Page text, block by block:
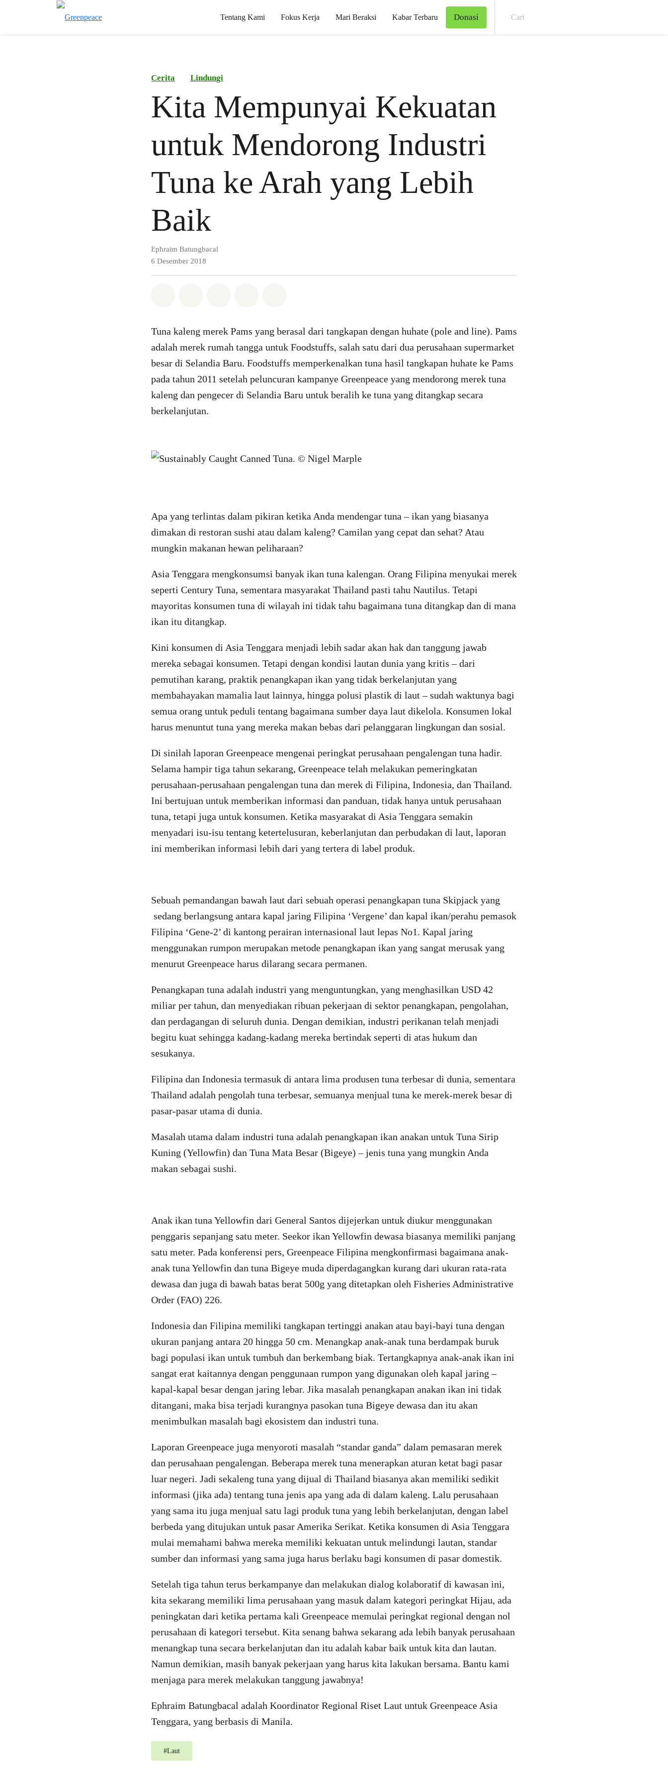
Tentang Kami Fokus Kerja Mari Beraksi Kabar Terbaru Donasi
Cerita Lindungi
Kita Mempunyai Kekuatan
untuk Mendorong Industri
Tuna ke Arah yang Lebih
Baik
Ephraim Batungbacal
6 Desember 2018
Tuna kaleng merek Pams yang berasal dari tangkapan dengan huhate (pole and line). Pams
adalah merek rumah tangga untuk Foodstuffs, salah satu dari dua perusahaan supermarket
besar di Selandia Baru. Foodstuffs memperkenalkan tuna hasil tangkapan huhate ke Pams
pada tahun 2011 setelah peluncuran kampanye Greenpeace yang mendorong merek tuna
kaleng dan pengecer di Selandia Baru untuk beralih ke tuna yang ditangkap secara
berkelanjutan.
Apa yang terlintas dalam pikiran ketika Anda mendengar tuna – ikan yang biasanya
dimakan di restoran sushi atau dalam kaleng? Camilan yang cepat dan sehat? Atau
mungkin makanan hewan peliharaan?
Asia Tenggara mengkonsumsi banyak ikan tuna kalengan. Orang Filipina menyukai merek
seperti Century Tuna, sementara masyarakat Thailand pasti tahu Nautilus. Tetapi
mayoritas konsumen tuna di wilayah ini tidak tahu bagaimana tuna ditangkap dan di mana
ikan itu ditangkap.
Kini konsumen di Asia Tenggara menjadi lebih sadar akan hak dan tanggung jawab
mereka sebagai konsumen. Tetapi dengan kondisi lautan dunia yang kritis – dari
pemutihan karang, praktik penangkapan ikan yang tidak berkelanjutan yang
membahayakan mamalia laut lainnya, hingga polusi plastik di laut – sudah waktunya bagi
semua orang untuk peduli tentang bagaimana sumber daya laut dikelola. Konsumen lokal
harus menuntut tuna yang mereka makan bebas dari pelanggaran lingkungan dan sosial.
Di sinilah laporan Greenpeace mengenai peringkat perusahaan pengalengan tuna hadir.
Selama hampir tiga tahun sekarang, Greenpeace telah melakukan pemeringkatan
perusahaan-perusahaan pengalengan tuna dan merek di Filipina, Indonesia, dan Thailand.
Ini bertujuan untuk memberikan informasi dan panduan, tidak hanya untuk perusahaan
tuna, tetapi juga untuk konsumen. Ketika masyarakat di Asia Tenggara semakin
menyadari isu-isu tentang ketertelusuran, keberlanjutan dan perbudakan di laut, laporan
ini memberikan informasi lebih dari yang tertera di label produk.
Sebuah pemandangan bawah laut dari sebuah operasi penangkapan tuna Skipjack yang
sedang berlangsung antara kapal jaring Filipina ‘Vergene’ dan kapal ikan/perahu pemasok
Filipina ‘Gene-2’ di kantong perairan internasional laut lepas No1. Kapal jaring
menggunakan rumpon merupakan metode penangkapan ikan yang sangat merusak yang
menurut Greenpeace harus dilarang secara permanen.
Penangkapan tuna adalah industri yang menguntungkan, yang menghasilkan USD 42
miliar per tahun, dan menyediakan ribuan pekerjaan di sektor penangkapan, pengolahan,
dan perdagangan di seluruh dunia. Dengan demikian, industri perikanan telah menjadi
begitu kuat sehingga kadang-kadang mereka bertindak seperti di atas hukum dan
sesukanya.
Filipina dan Indonesia termasuk di antara lima produsen tuna terbesar di dunia, sementara
Thailand adalah pengolah tuna terbesar, semuanya menjual tuna ke merek-merek besar di
pasar-pasar utama di dunia.
Masalah utama dalam industri tuna adalah penangkapan ikan anakan untuk Tuna Sirip
Kuning (Yellowfin) dan Tuna Mata Besar (Bigeye) – jenis tuna yang mungkin Anda
makan sebagai sushi.
Anak ikan tuna Yellowfin dari General Santos dijejerkan untuk diukur menggunakan
penggaris sepanjang satu meter. Seekor ikan Yellowfin dewasa biasanya memiliki panjang
satu meter. Pada konferensi pers, Greenpeace Filipina mengkonfirmasi bagaimana anak-
anak tuna Yellowfin dan tuna Bigeye muda diperdagangkan kurang dari ukuran rata-rata
dewasa dan juga di bawah batas berat 500g yang ditetapkan oleh Fisheries Administrative
Order (FAO) 226.
Indonesia dan Filipina memiliki tangkapan tertinggi anakan atau bayi-bayi tuna dengan
ukuran panjang antara 20 hingga 50 cm. Menangkap anak-anak tuna berdampak buruk
bagi populasi ikan untuk tumbuh dan berkembang biak. Tertangkapnya anak-anak ikan ini
sangat erat kaitannya dengan penggunaan rumpon yang digunakan oleh kapal jaring –
kapal-kapal besar dengan jaring lebar. Jika masalah penangkapan anakan ikan ini tidak
ditangani, maka bisa terjadi kurangnya pasokan tuna Bigeye dewasa dan itu akan
menimbulkan masalah bagi ekosistem dan industri tuna.
Laporan Greenpeace juga menyoroti masalah “standar ganda” dalam pemasaran merek
dan perusahaan pengalengan. Beberapa merek tuna menerapkan aturan ketat bagi pasar
luar negeri. Jadi sekaleng tuna yang dijual di Thailand biasanya akan memiliki sedikit
informasi (jika ada) tentang tuna jenis apa yang ada di dalam kaleng. Lalu perusahaan
yang sama itu juga menjual satu lagi produk tuna yang lebih berkelanjutan, dengan label
berbeda yang ditujukan untuk pasar Amerika Serikat. Ketika konsumen di Asia Tenggara
mulai memahami bahwa mereka memiliki kekuatan untuk melindungi lautan, standar
sumber dan informasi yang sama juga harus berlaku bagi konsumen di pasar domestik.
Setelah tiga tahun terus berkampanye dan melakukan dialog kolaboratif di kawasan ini,
kita sekarang memiliki lima perusahaan yang masuk dalam kategori peringkat Hijau, ada
peningkatan dari ketika pertama kali Greenpeace memulai peringkat regional dengan nol
perusahaan di kategori tersebut. Kita senang bahwa sekarang ada lebih banyak perusahaan
menangkap tuna secara berkelanjutan dan itu adalah kabar baik untuk kita dan lautan.
Namun demikian, masih banyak pekerjaan yang harus kita lakukan bersama. Bantu kami
menjaga para merek melakukan tanggung jawabnya!
Ephraim Batungbacal adalah Koordinator Regional Riset Laut untuk Greenpeace Asia
Tenggara, yang berbasis di Manila.
#Laut